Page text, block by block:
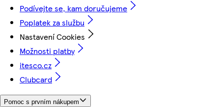
Podívejte se, kam doručujeme
Poplatek za službu
Nastavení Cookies
Možnosti platby
itesco.cz
Clubcard
Pomoc s prvním nákupem